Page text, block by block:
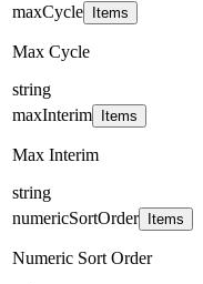
maxCycle
Items
Max Cycle
string
maxInterim
Items
Max Interim
string
numericSortOrder
Items
Numeric Sort Order